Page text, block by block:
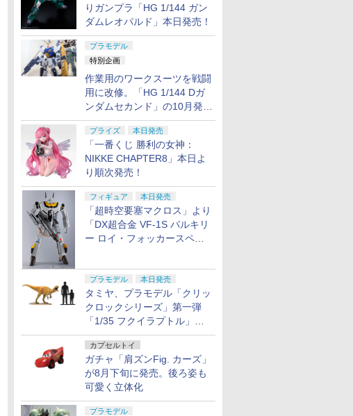
りガンプラ「HG 1/144 ガン
ダムレオパルド」本日発売！
プラモデル
特別企画
作業用のワークスーツを戦闘
用に改修。「HG 1/144 Dガ
ンダムセカンド」の10月発送
分が予約受付中【ガンダムベ
ース撮り下ろし】
プライズ 本日発売
「一番くじ 勝利の女神：
NIKKE CHAPTER8」本日よ
り順次発売！
フィギュア 本日発売
「超時空要塞マクロス」より
「DX超合金 VF-1S バルキリ
ー ロイ・フォッカースペシ
プラモデル 本日発売
タミヤ、プラモデル「クリッ
クロックシリーズ」第一弾
「1/35 フクイラプトル」本
日発売！
カプセルトイ
ガチャ「肩ズンFig. カーズ」
が8月下旬に発売。後ろ姿も
可愛く立体化
プラモデル